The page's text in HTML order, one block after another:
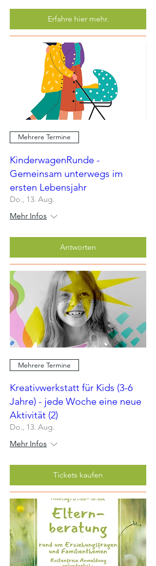
Erfahre hier mehr.
Mehrere Termine
KinderwagenRunde -
Gemeinsam unterwegs im
ersten Lebensjahr
Do., 13. Aug.
Mehr Infos
Antworten
Mehrere Termine
Kreativwerkstatt für Kids (3-6
Jahre) - jede Woche eine neue
Aktivität (2)
Do., 13. Aug.
Mehr Infos
Tickets kaufen